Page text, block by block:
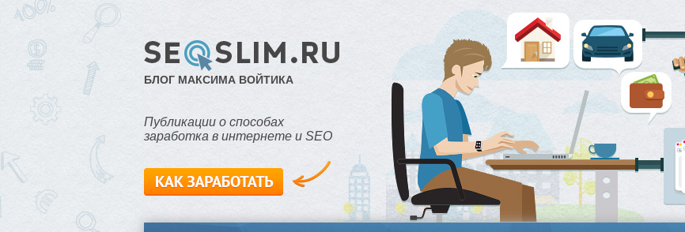
БЛОГ МАКСИМА ВОЙТИКА
Публикации о способах
заработка в интернете и SEO